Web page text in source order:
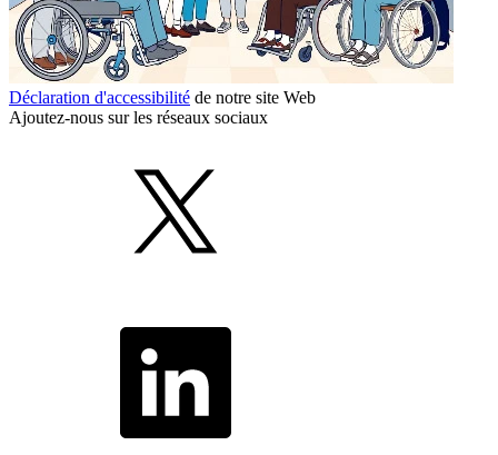
Déclaration d'accessibilité de notre site Web
Ajoutez-nous sur les réseaux sociaux